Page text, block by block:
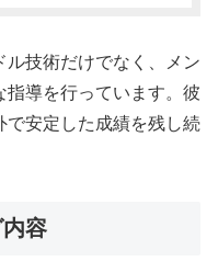
ル技術だけでなく、メン
指導を行っています。彼
で安定した成績を残し続
容